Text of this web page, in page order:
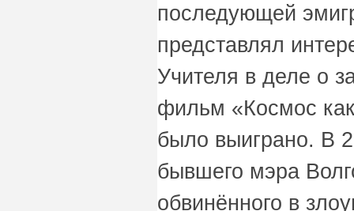
последующей
представлял
Учителя в деле о
фильм «Космос
было выиграно. В
бывшего мэра
обвинённого в